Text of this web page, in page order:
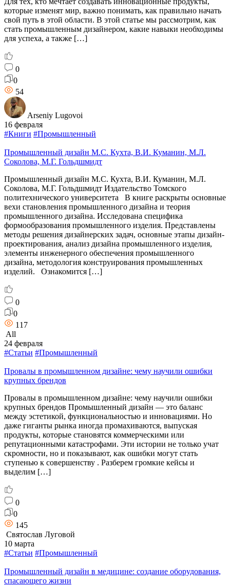
которые изменят мир, важно понимать, как правильно начать
свой путь в этой области. В этой статье мы рассмотрим, как
стать промышленным дизайнером, какие навыки необходимы
для успеха, а также […]
0
0
54
Arseniy Lugovoi
16 февраля
#Книги #Промышленный
Промышленный дизайн М.С. Кухта, В.И. Куманин, М.Л.
Соколова, М.Г. Гольдшмидт
Промышленный дизайн М.С. Кухта, В.И. Куманин, М.Л.
Соколова, М.Г. Гольдшмидт Издательство Томского
политехнического университета В книге раскрыты основные
вехи становления промышленного дизайна и теория
промышленного дизайна. Исследована специфика
формообразования промышленного изделия. Представлены
методы решения дизайнерских задач, основные этапы дизайн-
проектирования, анализ дизайна промышленного изделия,
элементы инженерного обеспечения промышленного
дизайна, методология конструирования промышленных
изделий. Ознакомится […]
0
0
117
All
24 февраля
#Статьи #Промышленный
Провалы в промышленном дизайне: чему научили ошибки
крупных брендов
Провалы в промышленном дизайне: чему научили ошибки
крупных брендов Промышленный дизайн — это баланс
между эстетикой, функциональностью и инновациями. Но
даже гиганты рынка иногда промахиваются, выпуская
продукты, которые становятся коммерческими или
репутационными катастрофами. Эти истории не только учат
скромности, но и показывают, как ошибки могут стать
ступенью к совершенству . Разберем громкие кейсы и
выделим […]
0
0
145
Святослав Луговой
10 марта
#Статьи #Промышленный
Промышленный дизайн в медицине: создание оборудования,
спасающего жизни